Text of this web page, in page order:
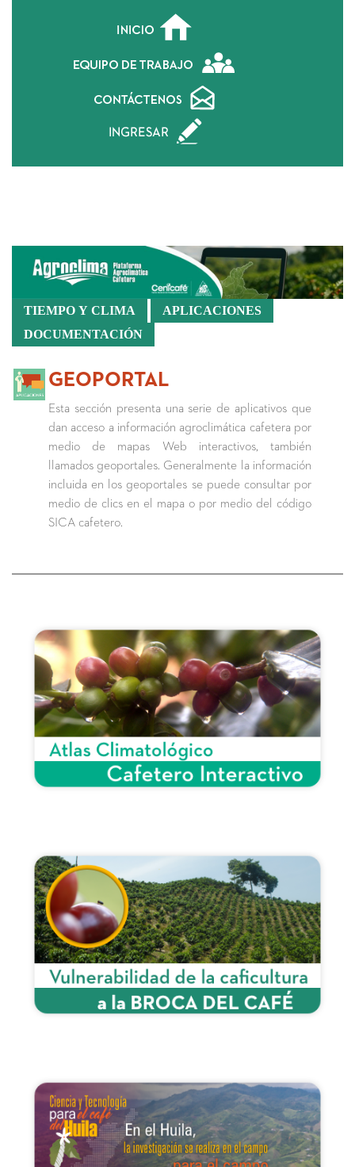
TIEMPO Y CLIMA
APLICACIONES
DOCUMENTACIÓN
GEOPORTAL
Esta sección presenta una serie de aplicativos que
dan acceso a información agroclimática cafetera por
medio de mapas Web interactivos, también
llamados geoportales. Generalmente la información
incluida en los geoportales se puede consultar por
medio de clics en el mapa o por medio del código
SICA cafetero.